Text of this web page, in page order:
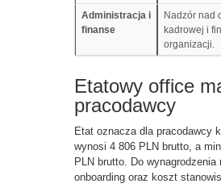
Administracja i
finanse
Nadzór nad
kadrowej i
organizacji.
Etatowy office
pracodawcy
Etat oznacza dla pracodawcy
wynosi 4 806 PLN brutto, a
PLN brutto. Do
onboarding oraz koszt